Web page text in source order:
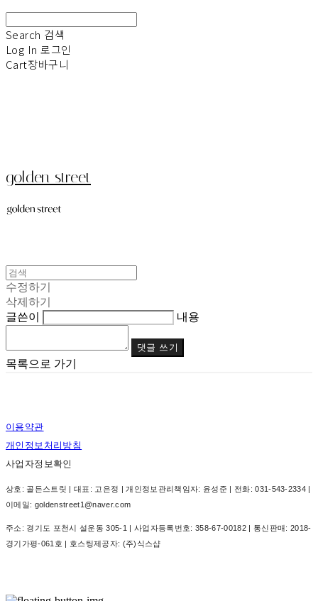
Search 검색
Log In 로그인
Cart장바구니
golden street
수정하기
삭제하기
글쓴이
내용
댓글 쓰기
목록으로 가기
이용약관
개인정보처리방침
사업자정보확인
상호: 골든스트릿 | 대표: 고은정 | 개인정보관리책임자: 윤성준 | 전화: 031-543-2334 |
이메일: goldenstreet1@naver.com
주소: 경기도 포천시 설운동 305-1 | 사업자등록번호: 358-67-00182| 통신판매: 2018-
경기가평-061호 | 호스팅제공자: (주)식스샵